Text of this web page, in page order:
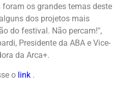
os grandes temas deste
dos projetos mais
do festival. Não percam!",
Presidente da ABA e Vice-
da Arca+.
o link .